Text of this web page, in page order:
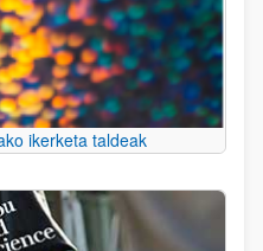
ikerketa taldeak